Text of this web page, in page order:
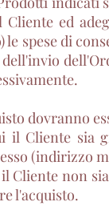
Cliente ed
le spese di
dovranno
il Cliente sia
(indirizzo
Cliente non
l'acquisto.